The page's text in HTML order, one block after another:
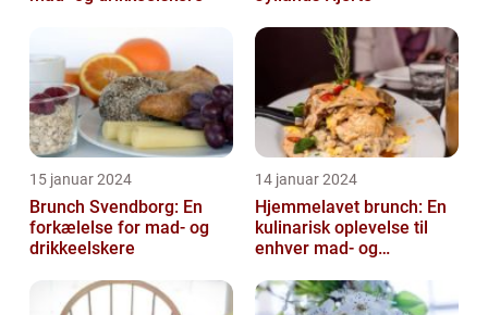
15 januar 2024
Brunch Svendborg: En
forkælelse for mad- og
drikkeelskere
14 januar 2024
Hjemmelavet brunch: En
kulinarisk oplevelse til
enhver mad- og